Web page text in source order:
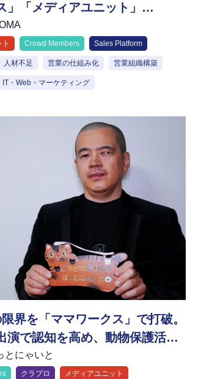
」「メディアユニット」
」を活用し急成長を遂げ
APOMAの戦略
Crowd Members Sales Platform
人材不足 営業の仕組み化 営業組織構築
IT・Web・マーケティング
界を「ママワークス」で打破。
演で認知を高め、動物保護活動
指す
とにゃいと
クラプロ メディアユニット